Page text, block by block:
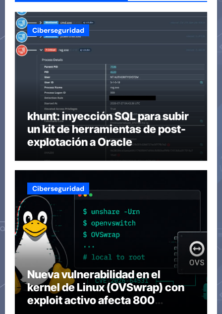
Ciberseguridad
khunt: inyección SQL para subir
un kit de herramientas de post-
explotación a Oracle
Ciberseguridad
Nueva vulnerabilidad en el
kernel de Linux (OVSwrap) con
exploit activo afecta 800